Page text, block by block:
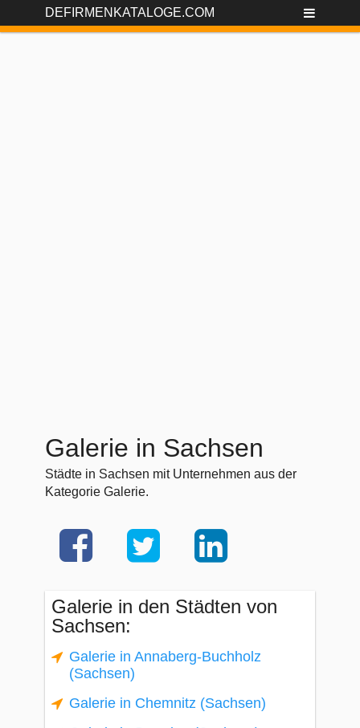
DEFIRMENKATALOGE.COM
Galerie in Sachsen
Städte in Sachsen mit Unternehmen aus der
Kategorie Galerie.
Galerie in den Städten von
Sachsen:
Galerie in Annaberg-Buchholz
(Sachsen)
Galerie in Chemnitz (Sachsen)